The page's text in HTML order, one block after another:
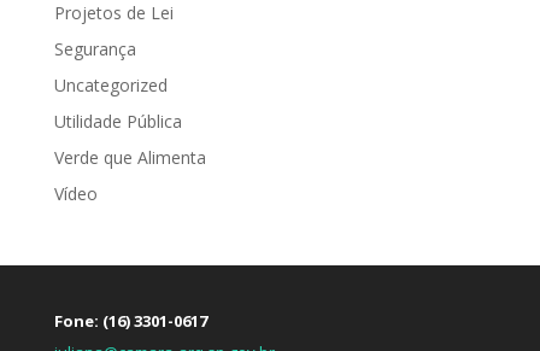
Projetos de Lei
Segurança
Uncategorized
Utilidade Pública
Verde que Alimenta
Vídeo
Fone: (16) 3301-0617